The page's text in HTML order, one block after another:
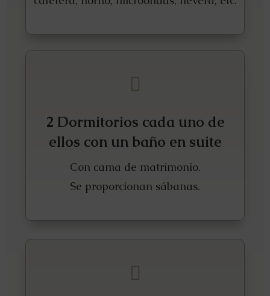

2 Dormitorios cada uno de
ellos con un baño en suite
Con cama de matrimonio.
Se proporcionan sábanas.
